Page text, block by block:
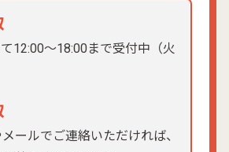
12:00〜18:00まで受付中（火
ールでご連絡いただければ、